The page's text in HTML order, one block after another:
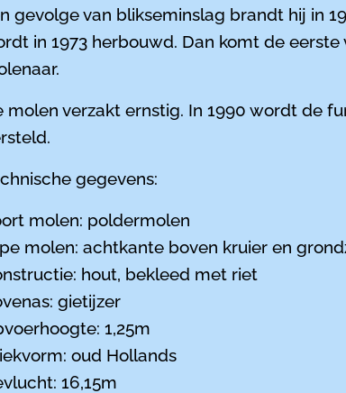
gevolge van blikseminslag brandt hij in
in 1973 herbouwd. Dan komt de eerste
molen verzakt ernstig. In 1990 wordt de
gegevens:
molen: poldermolen
molen: achtkante boven kruier en
hout, bekleed met riet
gietijzer
1,25m
oud Hollands
16,15m